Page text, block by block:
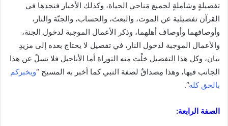
تفصيلةٍ وشاملةٍ لجميع مَناحي الحياة، وكذلك الأخبار فنجدها في
القرآن تفصيلية عن الموت، والبعث، والحساب، والجنّة والنار،
وأوصافهما وأوصاف أهلهما، وذكر الأعمال الموجبة لدخول الجنة،
والأعمال الموجبة لدخول النار، في تفصيل لا يحتاج بعده إلى مزيدِ
بيان، وكل هذا التفصيل خلْت منه التوراة أما الأناجيل فلا تسلْ عن هذا
الجانب فيها، وهذا مِصداقٌ لصفة النبي كما أخبر به المسيح “ويخبركم
بالحق كله“.
الصفة الرابعة: